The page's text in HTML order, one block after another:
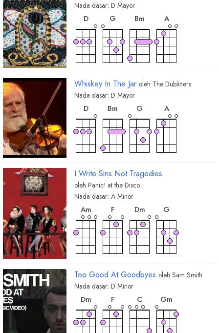
Nada dasar: D Mayor
D
chord
G
chord
Bm
A
Whiskey In The Jar oleh The Dubliners
Nada dasar: D Mayor
D
chord
Bm
chord
G
A
I Write Sins Not Tragedies
oleh Panic! at the Disco
Nada dasar: A Minor
Am
chord
F
chord
Dm
G
Too Good At Goodbyes oleh Sam Smith
Nada dasar: D Minor
Dm
chord
F
chord
C
Gm